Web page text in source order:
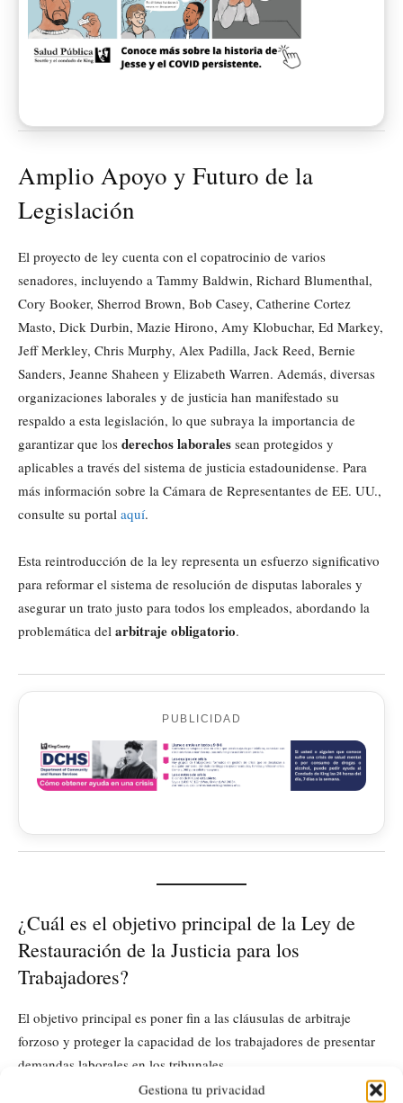
Gestiona tu privacidad
Amplio Apoyo y Futuro de la
Legislación
El proyecto de ley cuenta con el copatrocinio de varios
senadores, incluyendo a Tammy Baldwin, Richard Blumenthal,
Cory Booker, Sherrod Brown, Bob Casey, Catherine Cortez
Masto, Dick Durbin, Mazie Hirono, Amy Klobuchar, Ed Markey,
Jeff Merkley, Chris Murphy, Alex Padilla, Jack Reed, Bernie
Sanders, Jeanne Shaheen y Elizabeth Warren. Además, diversas
organizaciones laborales y de justicia han manifestado su
respaldo a esta legislación, lo que subraya la importancia de
garantizar que los derechos laborales sean protegidos y
aplicables a través del sistema de justicia estadounidense. Para
más información sobre la Cámara de Representantes de EE. UU.,
consulte su portal aquí.
Esta reintroducción de la ley representa un esfuerzo significativo
para reformar el sistema de resolución de disputas laborales y
asegurar un trato justo para todos los empleados, abordando la
problemática del arbitraje obligatorio.
PUBLICIDAD
¿Cuál es el objetivo principal de la Ley de
Restauración de la Justicia para los
Trabajadores?
El objetivo principal es poner fin a las cláusulas de arbitraje
forzoso y proteger la capacidad de los trabajadores de presentar
demandas laborales en los tribunales.